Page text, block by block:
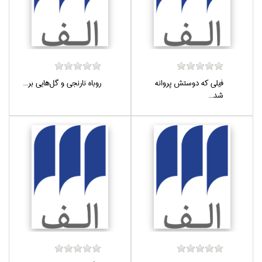
فيلي كه دوستش پروانه‌
شد...
روباه نارنجي و گل‌هايي بر...